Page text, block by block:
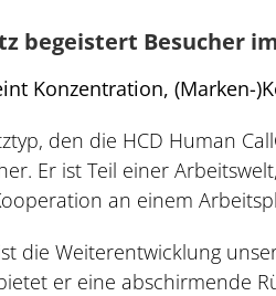
begeistert Besucher
Konzentration, (Marken-
den die HCD Human
Er ist Teil einer
an einem
die Weiterentwicklung
er eine abschirmende